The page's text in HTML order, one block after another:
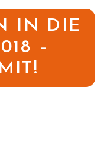
IN DIE
–